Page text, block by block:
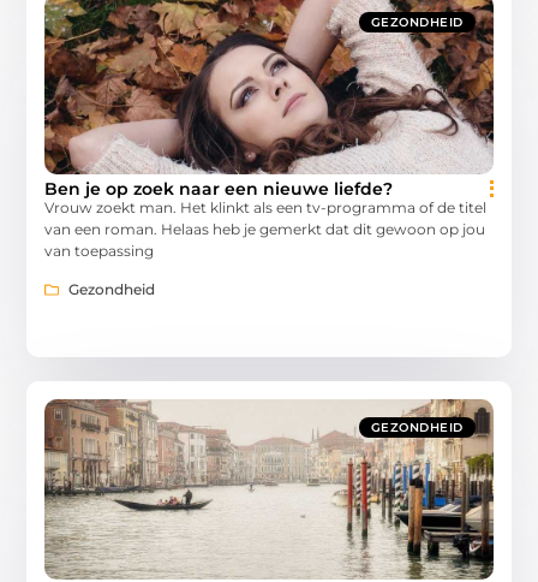
GEZONDHEID
Ben je op zoek naar een nieuwe liefde?
Vrouw zoekt man. Het klinkt als een tv-programma of de titel
van een roman. Helaas heb je gemerkt dat dit gewoon op jou
van toepassing
Gezondheid
GEZONDHEID